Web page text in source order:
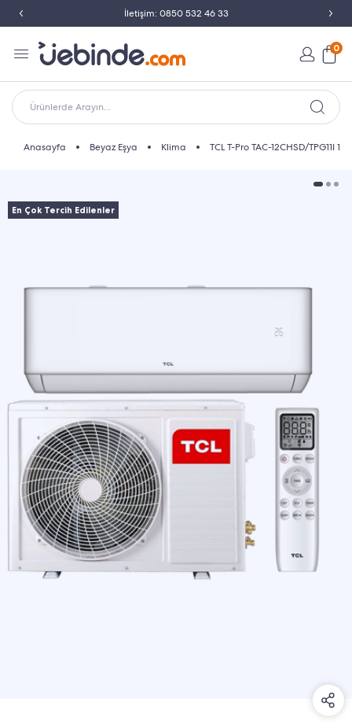
İletişim: 0850 532 46 33
0
Ürünlerde Arayın...
Anasayfa Beyaz Eşya Klima TCL T-Pro TAC-12CHSD/TPG11I
En Çok Tercih Edilenler